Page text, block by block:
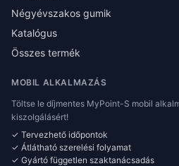
Négyévszakos gumik
Katalógus
Összes termék
MOBIL ALKALMAZÁS
Töltse le díjmentes MyPoint-S mobil
kiszolgálásért!
✓ Tervezhető időpontok
✓ Átlátható szerelési folyamat
✓ Gyártó független szaktanácsadás